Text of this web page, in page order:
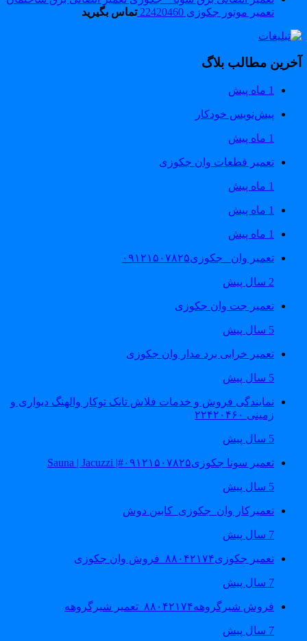
تعمیر موتور جکوزی 22420460 تماس بگیرید
مطالب بلاگ
1 ماه پیش
پیش‌نویس خودکار
تعمیر قطعات وان جکوزی
1 ماه پیش
1 ماه پیش
تعمیر وان _جکوزی۰۹۱۲۱۵۰۷۸۲۵
تعمیر جت وان جکوزی
تعمیر خرابی برد مدار وان جکوزی
نمایندگی فروش و خدمات فلاش تانک توکار والهنگ دیواری و
زمینی ۲۲۴۲۰۴۶۰
تعمیر سونا جکوزی۰۹۱۲۱۵۰۷۸۲۵#| Sauna | Jacuzzi
تعمیرکار وان_جکوزی_کابین دوش
تعمیر جکوزی۸۸۰۴۲۱۷۴_فروش وان جکوزی
فروش شیرگروهه۸۸۰۴۲۱۷۴_تعمیر شیرگروهه